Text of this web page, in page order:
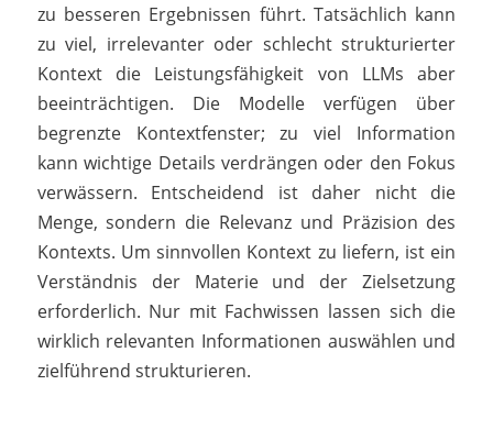
zu besseren Ergebnissen führt. Tatsächlich kann
zu viel, irrelevanter oder schlecht strukturierter
Kontext die Leistungsfähigkeit von LLMs aber
beeinträchtigen. Die Modelle verfügen über
begrenzte Kontextfenster; zu viel Information
kann wichtige Details verdrängen oder den Fokus
verwässern. Entscheidend ist daher nicht die
Menge, sondern die Relevanz und Präzision des
Kontexts. Um sinnvollen Kontext zu liefern, ist ein
Verständnis der Materie und der Zielsetzung
erforderlich. Nur mit Fachwissen lassen sich die
wirklich relevanten Informationen auswählen und
zielführend strukturieren.